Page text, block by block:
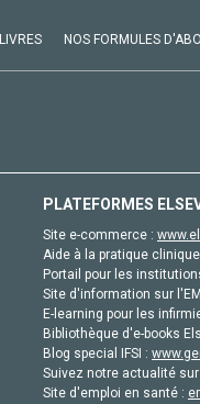
LIVRES NOS FORMULES
PLATEFORMES
Site e-commerce :
Aide à la pratique
Portail pour les
Site d'information sur
E-learning pour les
Bibliothèque d'e-books
Blog special IFSI :
Suivez notre actualité
Site d'emploi en santé :